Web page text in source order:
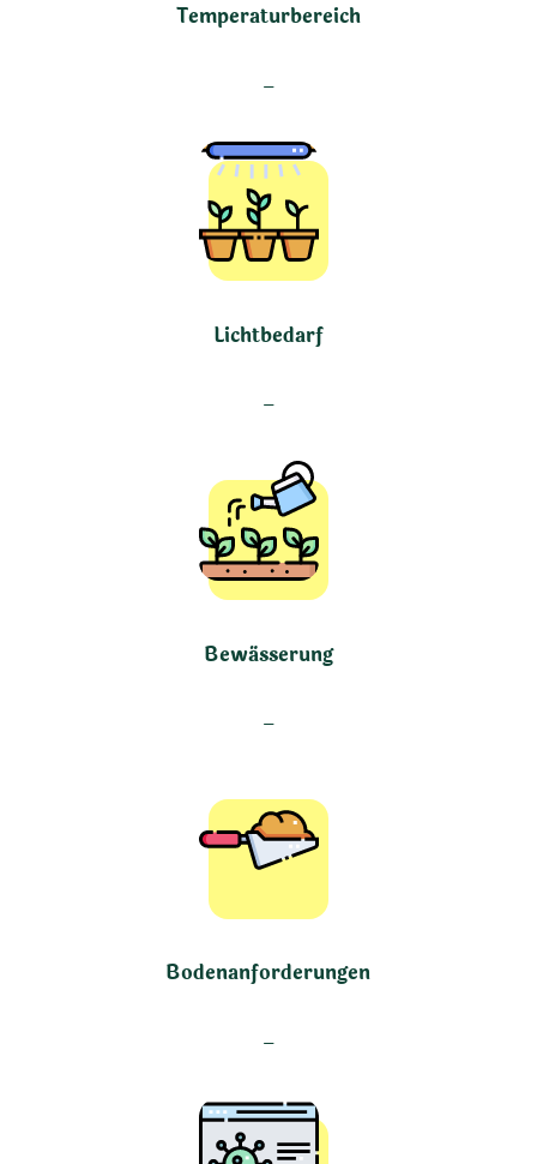
Temperaturbereich
–
Lichtbedarf
–
Bewässerung
–
Bodenanforderungen
–